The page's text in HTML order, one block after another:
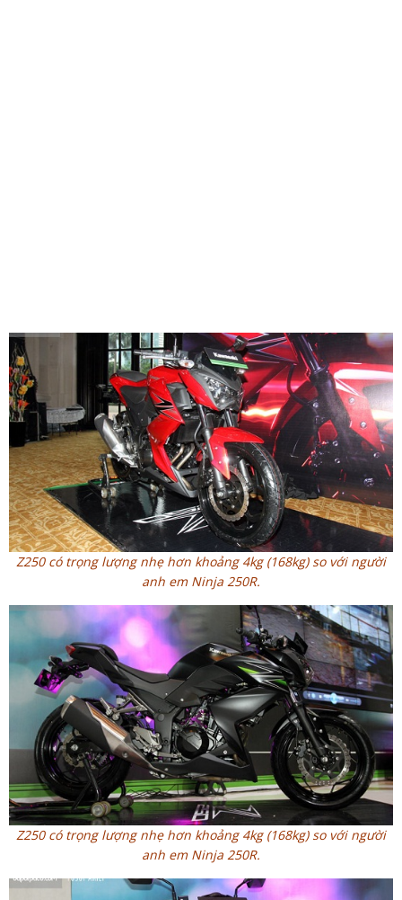
Z250 có trọng lượng nhẹ hơn khoảng 4kg (168kg) so với người
anh em Ninja 250R.
Z250 có trọng lượng nhẹ hơn khoảng 4kg (168kg) so với người
anh em Ninja 250R.